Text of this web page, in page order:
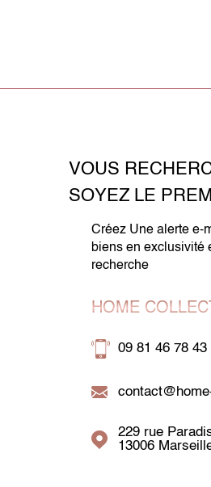
VOUS
SOYEZ LE
Créez Une alerte e-
biens en exclusivité
recherche
HOME
09 81 46 78 43
229 rue
13006